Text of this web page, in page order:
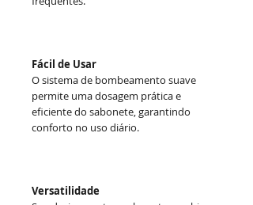
Fácil de Usar
O sistema de bombeamento suave
permite uma dosagem prática e
eficiente do sabonete, garantindo
conforto no uso diário.
Versatilidade